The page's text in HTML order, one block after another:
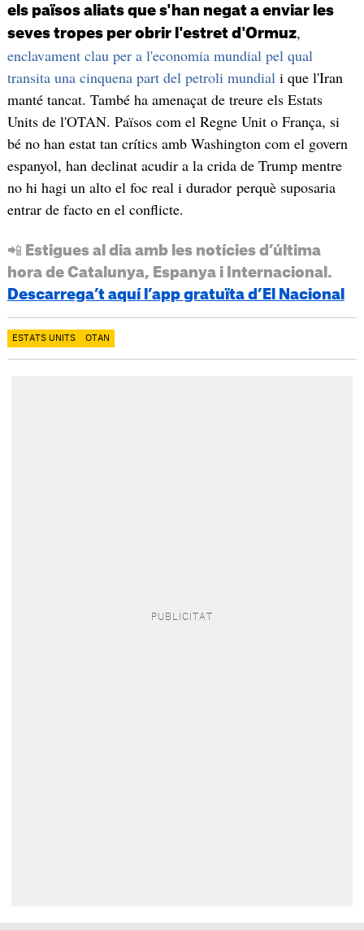
els països aliats que s'han negat a enviar les
seves tropes per obrir l'estret d'Ormuz,
enclavament clau per a l'economia mundial pel qual
transita una cinquena part del petroli mundial i que l'Iran
manté tancat. També ha amenaçat de treure els Estats
Units de l'OTAN. Països com el Regne Unit o França, si
bé no han estat tan crítics amb Washington com el govern
espanyol, han declinat acudir a la crida de Trump mentre
no hi hagi un alto el foc real i durador perquè suposaria
entrar de facto en el conflicte.
📲 Estigues al dia amb les notícies d’última
hora de Catalunya, Espanya i Internacional.
Descarrega’t aquí l’app gratuïta d’El Nacional
ESTATS UNITS OTAN